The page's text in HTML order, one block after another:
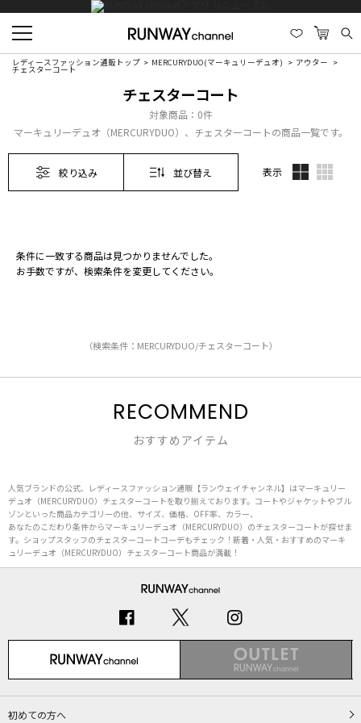
レディースファッション通販トップ MERCURYDUO(マーキュリーデュオ) アウター
チェスターコート
チェスターコート
対象商品： 0件
マーキュリーデュオ（MERCURYDUO）、チェスターコートの商品一覧です。
絞り込み 並び替え 表示
条件に一致する商品は見つかりませんでした。
お手数ですが、検索条件を変更してください。
（検索条件：MERCURYDUO/チェスターコート）
RECOMMEND
おすすめアイテム
人気ブランドの公式、レディースファッション通販【ランウェイチャンネル】はマーキュリー
デュオ（MERCURYDUO）チェスターコートを取り揃えております。コートやジャケットやブル
ゾンといった商品カテゴリーの他、サイズ、価格、OFF率、カラー、
あなたのこだわり条件からマーキュリーデュオ（MERCURYDUO）のチェスターコートが探せま
す。ショップスタッフのチェスターコートコーデもチェック！新着・人気・おすすめのマーキ
ュリーデュオ（MERCURYDUO）チェスターコート商品が満載！
初めての方へ